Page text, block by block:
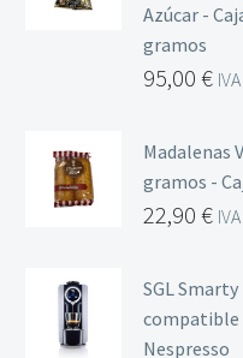
Azúcar -
gramos
95,00 €
Madalenas
gramos -
22,90 €
SGL
Nespresso